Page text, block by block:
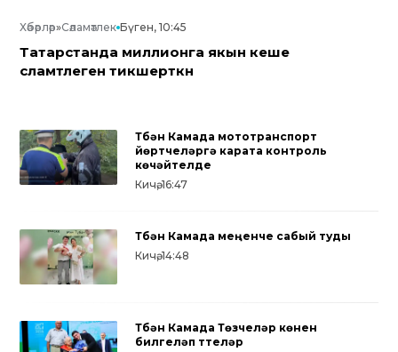
Хәбәрләр»Сәламәтлек Бүген, 10:45
Татарстанда миллионга якын кеше
сәламәтлеген тикшерткән
Түбән Камада мототранспорт
йөртүчеләргә карата контроль
көчәйтелде
Кичә, 16:47
Түбән Камада меңенче сабый туды
Кичә, 14:48
Түбән Камада Төзүчеләр көнен
билгеләп үттеләр